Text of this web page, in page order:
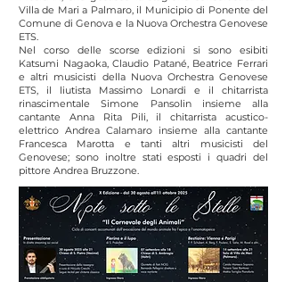
Villa de Mari a Palmaro, il Municipio di Ponente del
Comune di Genova e la Nuova Orchestra Genovese
ETS.
Nel corso delle scorse edizioni si sono esibiti
Katsumi Nagaoka, Claudio Patané, Beatrice Ferrari
e altri musicisti della Nuova Orchestra Genovese
ETS, il liutista Massimo Lonardi e il chitarrista
rinascimentale Simone Pansolin insieme alla
cantante Anna Rita Pili, il chitarrista acustico-
elettrico Andrea Calamaro insieme alla cantante
Francesca Marotta e tanti altri musicisti del
Genovese; sono inoltre stati esposti i quadri del
pittore Andrea Bruzzone.